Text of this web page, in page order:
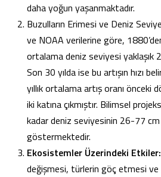
daha yoğun yaşanmaktadır.
Buzulların Erimesi ve Deniz
ve NOAA verilerine göre,
ortalama deniz seviyesi yaklaşık
Son 30 yılda ise bu artışın hızı
yıllık ortalama artış oranı önceki
iki katına çıkmıştır. Bilimsel
kadar deniz seviyesinin 26-77 cm
göstermektedir.
Ekosistemler Üzerindeki Etkiler:
değişmesi, türlerin göç etmesi